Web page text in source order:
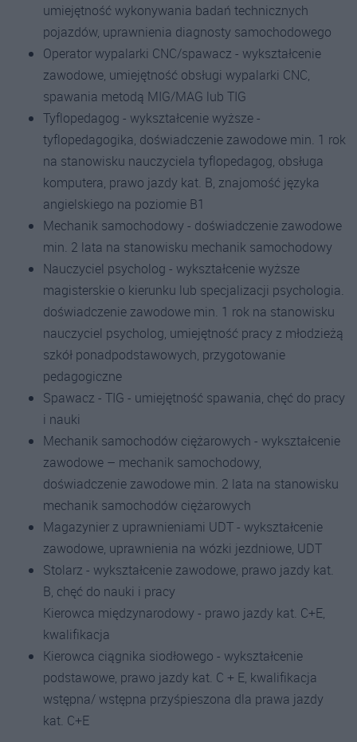
umiejętność wykonywania badań technicznych
pojazdów, uprawnienia diagnosty samochodowego
Operator wypalarki CNC/spawacz - wykształcenie
zawodowe, umiejętność obsługi wypalarki CNC,
spawania metodą MIG/MAG lub TIG
Tyflopedagog - wykształcenie wyższe -
tyflopedagogika, doświadczenie zawodowe min. 1 rok
na stanowisku nauczyciela tyflopedagog, obsługa
komputera, prawo jazdy kat. B, znajomość języka
angielskiego na poziomie B1
Mechanik samochodowy - doświadczenie zawodowe
min. 2 lata na stanowisku mechanik samochodowy
Nauczyciel psycholog - wykształcenie wyższe
magisterskie o kierunku lub specjalizacji psychologia.
doświadczenie zawodowe min. 1 rok na stanowisku
nauczyciel psycholog, umiejętność pracy z młodzieżą
szkół ponadpodstawowych, przygotowanie
pedagogiczne
Spawacz - TIG - umiejętność spawania, chęć do pracy
i nauki
Mechanik samochodów ciężarowych - wykształcenie
zawodowe – mechanik samochodowy,
doświadczenie zawodowe min. 2 lata na stanowisku
mechanik samochodów ciężarowych
Magazynier z uprawnieniami UDT - wykształcenie
zawodowe, uprawnienia na wózki jezdniowe, UDT
Stolarz - wykształcenie zawodowe, prawo jazdy kat.
B, chęć do nauki i pracy
Kierowca międzynarodowy - prawo jazdy kat. C+E,
kwalifikacja
Kierowca ciągnika siodłowego - wykształcenie
podstawowe, prawo jazdy kat. C + E, kwalifikacja
wstępna/ wstępna przyśpieszona dla prawa jazdy
kat. C+E